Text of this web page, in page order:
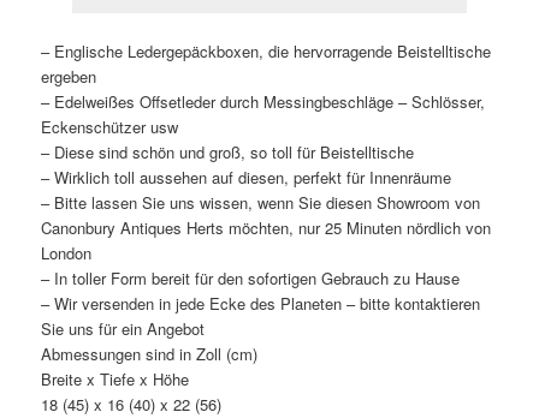
– Englische Ledergepäckboxen, die hervorragende Beistelltische
ergeben
– Edelweißes Offsetleder durch Messingbeschläge – Schlösser,
Eckenschützer usw
– Diese sind schön und groß, so toll für Beistelltische
– Wirklich toll aussehen auf diesen, perfekt für Innenräume
– Bitte lassen Sie uns wissen, wenn Sie diesen Showroom von
Canonbury Antiques Herts möchten, nur 25 Minuten nördlich von
London
– In toller Form bereit für den sofortigen Gebrauch zu Hause
– Wir versenden in jede Ecke des Planeten – bitte kontaktieren
Sie uns für ein Angebot
Abmessungen sind in Zoll (cm)
Breite x Tiefe x Höhe
18 (45) x 16 (40) x 22 (56)